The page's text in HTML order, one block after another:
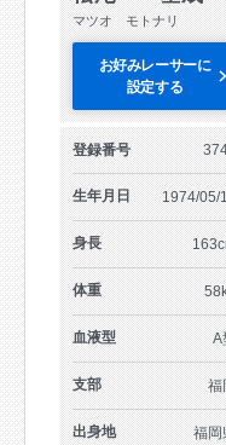
マツオ モトナリ
お好みレーサーに
設定する
登録番号
生年月日 1974/05/
身長
体重
血液型 A
支部 福
出身地 福岡